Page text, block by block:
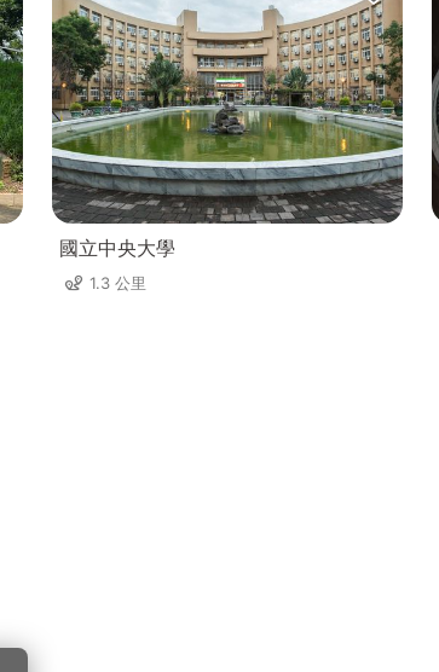
國立中央大學
1.3 公里